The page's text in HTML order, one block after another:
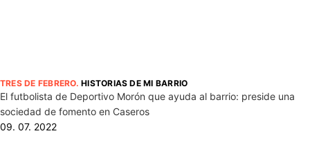
TRES DE FEBRERO.HISTORIAS DE MI BARRIO
El futbolista de Deportivo Morón que ayuda al barrio: preside una
sociedad de fomento en Caseros
09. 07. 2022